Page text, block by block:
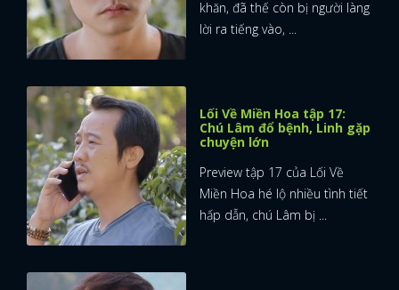
khăn, đã thế còn bị người làng
lời ra tiếng vào, ...
Lối Về Miền Hoa tập 17:
Chú Lâm đổ bệnh, Linh gặp
chuyện lớn
Preview tập 17 của Lối Về
Miền Hoa hé lộ nhiều tình tiết
hấp dẫn, chú Lâm bị ...